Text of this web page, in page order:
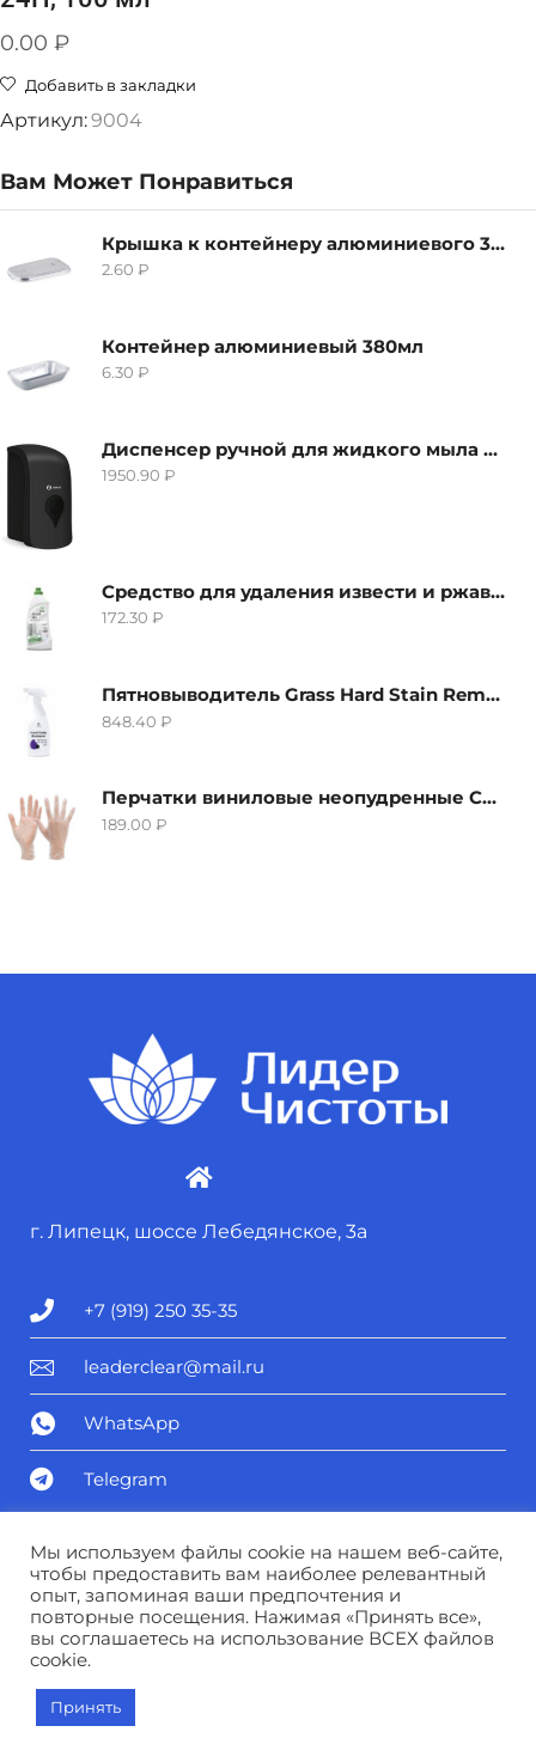
0.00 ₽
Добавить в закладки
Артикул:9004
Вам Может Понравиться
Крышка к контейнеру алюминиевого 380мл
2.60 ₽
Контейнер алюминиевый 380мл
6.30 ₽
Диспенсер ручной для жидкого мыла Grass IT-0638, черный
1950.90 ₽
Средство для удаления извести и ржавчины Grass Gloss-Gel, 500мл
172.30 ₽
Пятновыводитель Grass Hard Stain Remover, 600мл
848.40 ₽
Перчатки виниловые неопудренные CTP-BS, размер S
189.00 ₽
г. Липецк, шоссе Лебедянское, 3а
+7 (919) 250 35-35
leaderclear@mail.ru
WhatsApp
Telegram
Политика конфиденциальности
Соглашение о персональных данных
Мы используем файлы cookie на нашем веб-сайте,
чтобы предоставить вам наиболее релевантный
опыт, запоминая ваши предпочтения и
повторные посещения. Нажимая «Принять все»,
вы соглашаетесь на использование ВСЕХ файлов
cookie.
Принять